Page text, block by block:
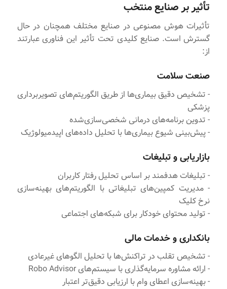
تأثیر بر صنایع منتخب
تأثیرات هوش مصنوعی در صنایع مختلف همچنان در حال
گسترش است. صنایع کلیدی تحت تأثیر این فناوری عبارتند
از:
صنعت سلامت
- تشخیص دقیق بیماری‌ها از طریق الگوریتم‌های تصویربرداری
پزشکی
- تدوین برنامه‌های درمانی شخصی‌سازی‌شده
- پیش‌بینی شیوع بیماری‌ها با تحلیل داده‌های اپیدمیولوژیک
بازاریابی و تبلیغات
- تبلیغات هدفمند بر اساس تحلیل رفتار کاربران
- مدیریت کمپین‌های تبلیغاتی با الگوریتم‌های بهینه‌سازی
نرخ کلیک
- تولید محتوای خودکار برای شبکه‌های اجتماعی
بانکداری و خدمات مالی
- تشخیص تقلب در تراکنش‌ها با تحلیل الگوهای غیرعادی
- ارائه مشاوره سرمایه‌گذاری با سیستم‌های Robo Advisor
- بهینه‌سازی اعطای وام با ارزیابی دقیق‌تر اعتبار